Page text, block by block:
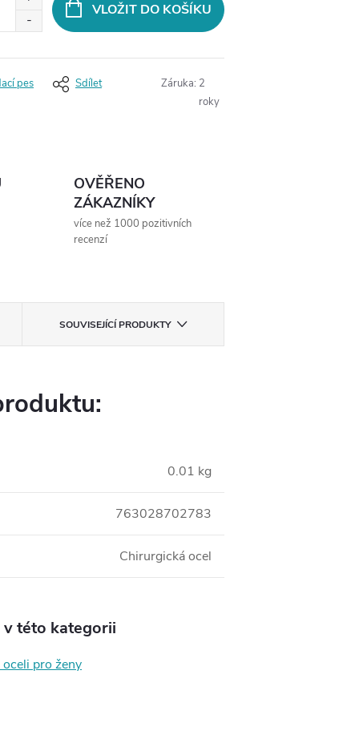
VLOŽIT DO KOŠÍKU
pes Sdílet Záruka: 2
roky
OVĚŘENO
ZÁKAZNÍKY
více než 1000 pozitivních
recenzí
SOUVISEJÍCÍ PRODUKTY
0.01 kg
763028702783
Chirurgická ocel
této kategorii
pro ženy